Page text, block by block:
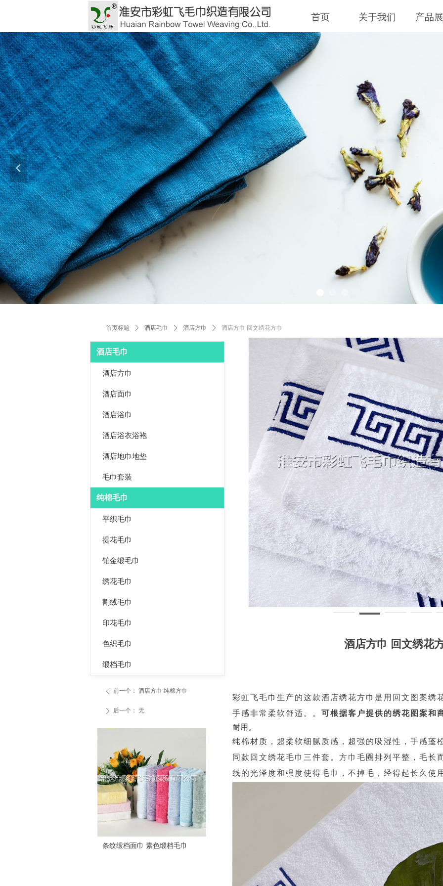
首页 关于我们 产品
彩虹飞毛巾 让每一天始于温柔
Let every day begin with gentleness
GOOD TOWEL, GOOD
好毛巾，好生活
넳
首页标题 ꄲ 酒店毛巾 ꄲ 酒店方巾 ꄲ 酒店方巾 回文绣花方巾
酒店方巾 回文绣花
ꄴ 前一个： 酒店方巾 纯棉方巾
ꄲ 后一个： 无
彩虹飞毛巾生产的这款酒店绣花方巾是用回文图案绣
手感非常柔软舒适。。 可根据客户提供的绣花图案和
耐用。
纯棉材质，超柔软细腻质感，超强的吸湿性，手感蓬
同款回文绣花毛巾三件套。方巾毛圈排列平整，毛长
线的光泽度和强度使得毛巾，不掉毛，经得起长久使
酒店毛巾
酒店方巾
酒店面巾
酒店浴巾
酒店浴衣浴袍
酒店地巾地垫
毛巾套装
纯棉毛巾
平织毛巾
提花毛巾
铂金缎毛巾
绣花毛巾
割绒毛巾
印花毛巾
色织毛巾
缎档毛巾
条纹缎档面巾 素色缎档毛巾 网格缎档面巾 断档面巾